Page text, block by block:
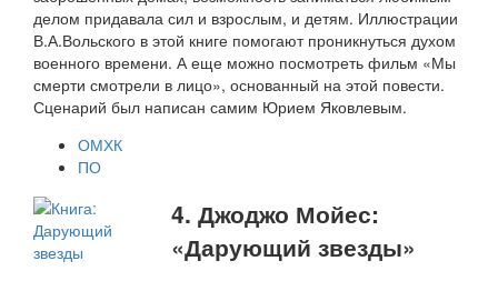
делом придавала сил и взрослым, и детям. Иллюстрации
В.А.Вольского в этой книге помогают проникнуться духом
военного времени. А еще можно посмотреть фильм «Мы
смерти смотрели в лицо», основанный на этой повести.
Сценарий был написан самим Юрием Яковлевым.
ОМХК
ПО
4. Джоджо Мойес:
«Дарующий звезды»